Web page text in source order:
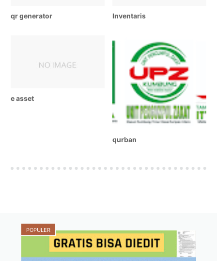
qr generator Inventaris
e asset
qurban
POPULER